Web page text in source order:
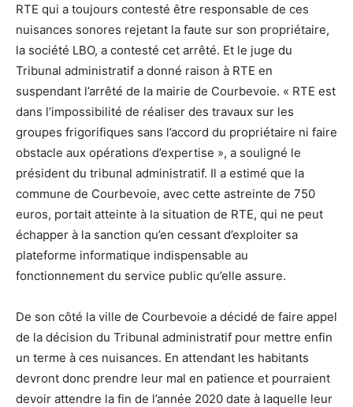
RTE qui a toujours contesté être responsable de ces
nuisances sonores rejetant la faute sur son propriétaire,
la société LBO, a contesté cet arrêté. Et le juge du
Tribunal administratif a donné raison à RTE en
suspendant l’arrêté de la mairie de Courbevoie. « RTE est
dans l’impossibilité de réaliser des travaux sur les
groupes frigorifiques sans l’accord du propriétaire ni faire
obstacle aux opérations d’expertise », a souligné le
président du tribunal administratif. Il a estimé que la
commune de Courbevoie, avec cette astreinte de 750
euros, portait atteinte à la situation de RTE, qui ne peut
échapper à la sanction qu’en cessant d’exploiter sa
plateforme informatique indispensable au
fonctionnement du service public qu’elle assure.
De son côté la ville de Courbevoie a décidé de faire appel
de la décision du Tribunal administratif pour mettre enfin
un terme à ces nuisances. En attendant les habitants
devront donc prendre leur mal en patience et pourraient
devoir attendre la fin de l’année 2020 date à laquelle leur